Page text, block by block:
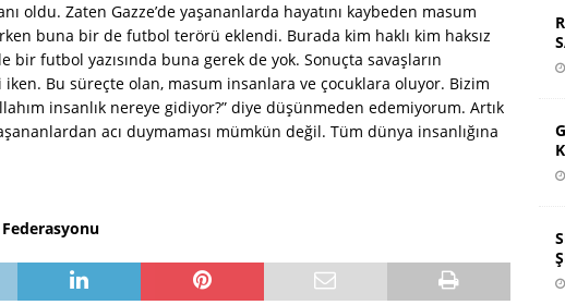
oldu. Zaten Gazze’de yaşananlarda hayatını kaybeden masum
buna bir de futbol terörü eklendi. Burada kim haklı kim haksız
bir futbol yazısında buna gerek de yok. Sonuçta savaşların
iken. Bu süreçte olan, masum insanlara ve çocuklara oluyor. Bizim
insanlık nereye gidiyor?” diye düşünmeden edemiyorum. Artık
acı duymaması mümkün değil. Tüm dünya insanlığına